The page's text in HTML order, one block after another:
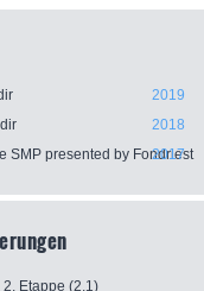
2019
2018
SMP presented by Fondriest
2017
Etappe (2.1)